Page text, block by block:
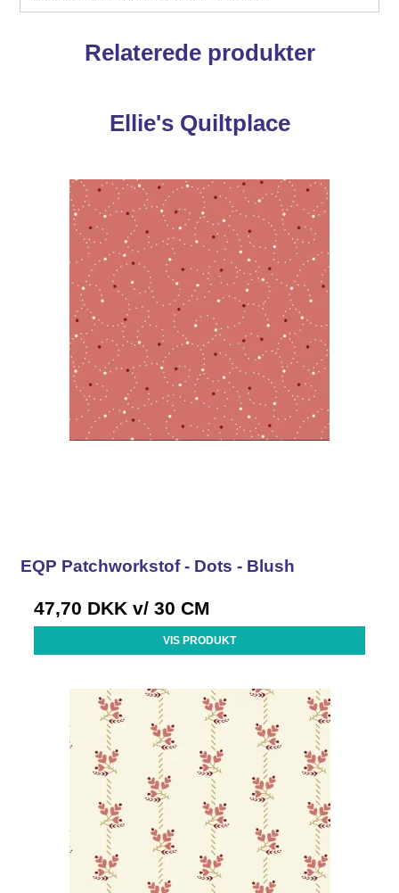
Relaterede produkter
Ellie's Quiltplace
EQP Patchworkstof - Dots - Blush
47,70 DKK v/ 30 CM
VIS PRODUKT